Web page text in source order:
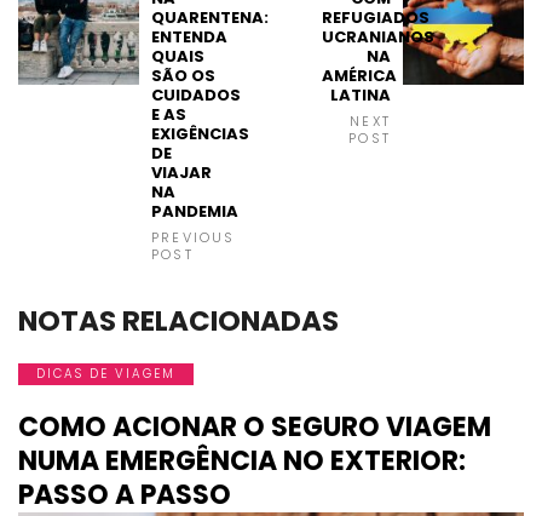
QUARENTENA:
ENTENDA
QUAIS
SÃO OS
CUIDADOS
E AS
EXIGÊNCIAS
DE
VIAJAR
NA
PANDEMIA
PREVIOUS
POST
REFUGIADOS
UCRANIANOS
NA
AMÉRICA
LATINA
NEXT
POST
NOTAS RELACIONADAS
DICAS DE VIAGEM
COMO ACIONAR O SEGURO VIAGEM
NUMA EMERGÊNCIA NO EXTERIOR:
PASSO A PASSO